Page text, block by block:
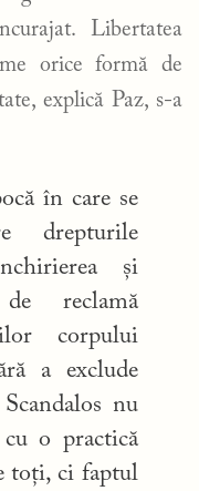
Libertatea
orice formă de
explică Paz, s-a
în care se
drepturile
și
reclamă
corpului
a exclude
nu
o practică
toți, ci faptul